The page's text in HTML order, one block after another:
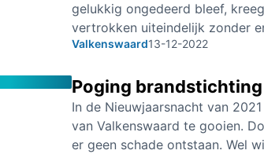
gelukkig ongedeerd bleef,
vertrokken uiteindelijk zonder
Valkenswaard13-12-2022
Poging
In de Nieuwjaarsnacht van
van Valkenswaard te gooien.
er geen schade ontstaan. Wel